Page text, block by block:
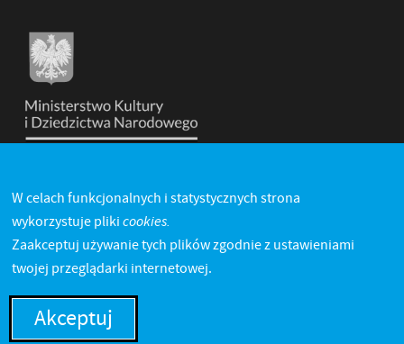
W celach funkcjonalnych i statystycznych strona
wykorzystuje pliki cookies.
Zaakceptuj używanie tych plików zgodnie z ustawieniami
twojej przeglądarki internetowej.
Akceptuj